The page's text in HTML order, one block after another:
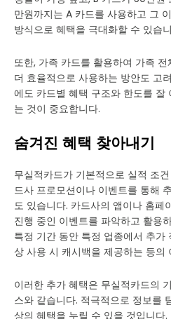
만원까지는 A 카드를 사용하고 그
방식으로 혜택을 극대화할 수 있습
또한, 가족 카드를 활용하여 가족
더 효율적으로 사용하는 방안도 고
에도 카드별 혜택 구조와 한도를 잘
는 것이 중요합니다.
숨겨진 혜택 찾아내기
무실적카드가 기본적으로 실적 조
드사 프로모션이나 이벤트를 통해
도 있습니다. 카드사의 앱이나 홈페
진행 중인 이벤트를 파악하고 활용
특정 기간 동안 특정 업종에서 추가
상 사용 시 캐시백을 제공하는 등의
이러한 추가 혜택은 무실적카드의
스와 같습니다. 적극적으로 정보를
상의 혜택을 누릴 수 있을 것입니다